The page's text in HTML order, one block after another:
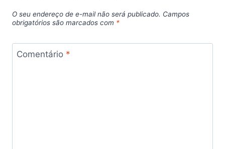
O seu endereço de e-mail não será publicado. Campos
obrigatórios são marcados com *
Comentário *